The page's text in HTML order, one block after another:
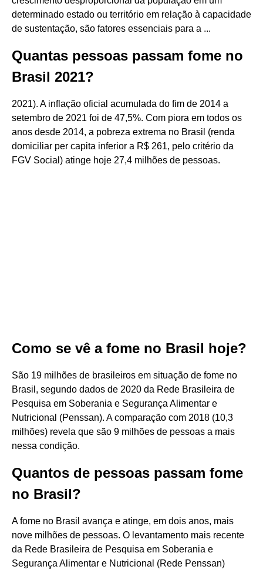
determinado estado ou território em relação à capacidade
de sustentação, são fatores essenciais para a ...
Quantas pessoas passam fome no
Brasil 2021?
2021). A inflação oficial acumulada do fim de 2014 a
setembro de 2021 foi de 47,5%. Com piora em todos os
anos desde 2014, a pobreza extrema no Brasil (renda
domiciliar per capita inferior a R$ 261, pelo critério da
FGV Social) atinge hoje 27,4 milhões de pessoas.
Como se vê a fome no Brasil hoje?
São 19 milhões de brasileiros em situação de fome no
Brasil, segundo dados de 2020 da Rede Brasileira de
Pesquisa em Soberania e Segurança Alimentar e
Nutricional (Penssan). A comparação com 2018 (10,3
milhões) revela que são 9 milhões de pessoas a mais
nessa condição.
Quantos de pessoas passam fome
no Brasil?
A fome no Brasil avança e atinge, em dois anos, mais
nove milhões de pessoas. O levantamento mais recente
da Rede Brasileira de Pesquisa em Soberania e
Segurança Alimentar e Nutricional (Rede Penssan)